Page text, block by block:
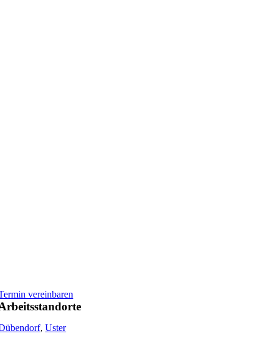
vereinbaren
,Uster